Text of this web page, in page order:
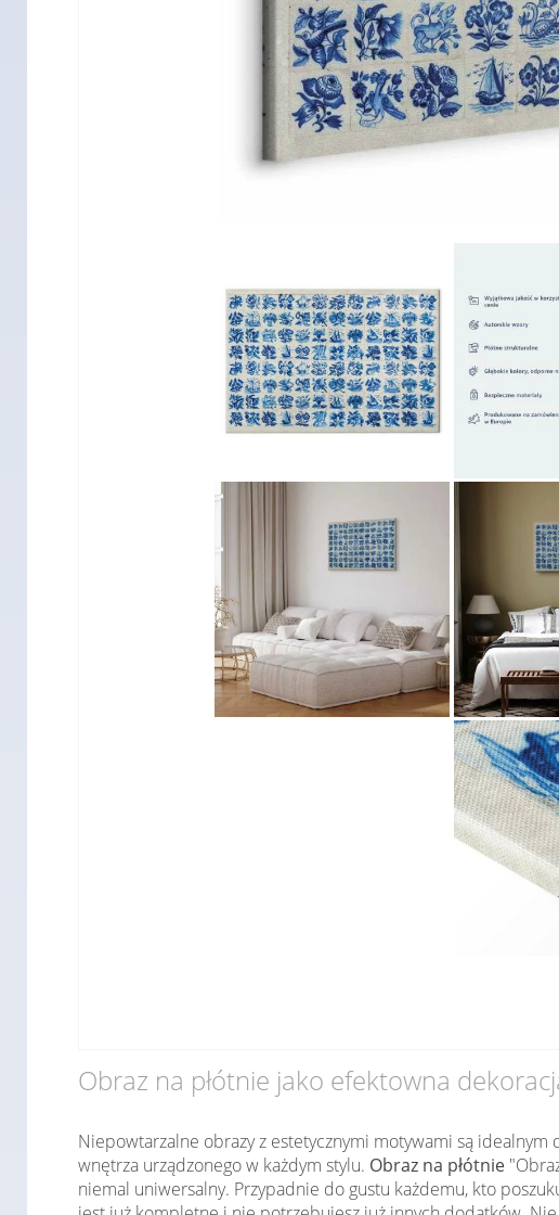
Obraz na płótnie jako efektowna
Niepowtarzalne obrazy z estetycznymi motywami są
wnętrza urządzonego w każdym stylu. Obraz na płótnie
niemal uniwersalny. Przypadnie do gustu każdemu, kto